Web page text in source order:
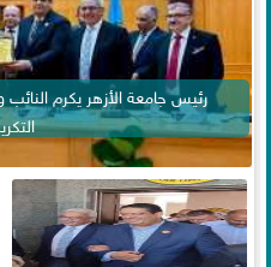
رئيس جامعة الأزهر يكرم النائب